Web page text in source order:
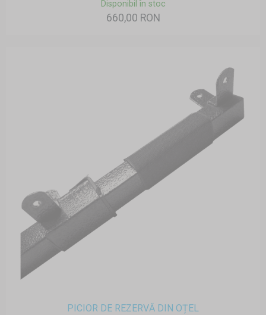
Disponibil în stoc
660,00 RON
PICIOR DE REZERVĂ DIN OȚEL